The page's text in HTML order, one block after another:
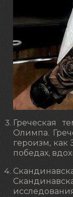
Греческая
Олимпа.
героизм, как
победах,